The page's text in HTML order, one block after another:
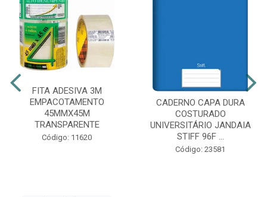
FITA ADESIVA 3M
EMPACOTAMENTO
45MMX45M
TRANSPARENTE
Código: 11620
CADERNO CAPA DURA
COSTURADO
UNIVERSITÁRIO JANDAIA
STIFF 96F ...
Código: 23581